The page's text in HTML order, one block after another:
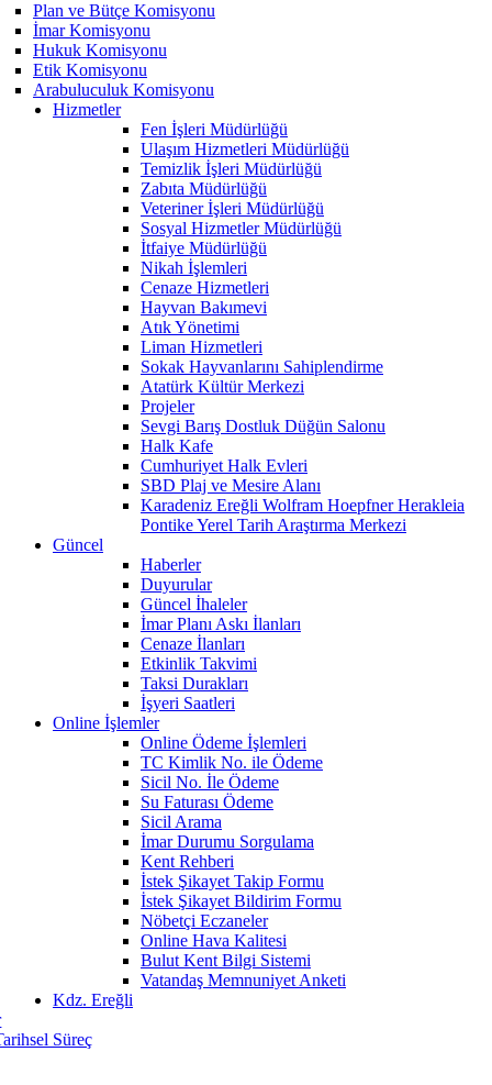
Plan ve Bütçe Komisyonu
İmar Komisyonu
Hukuk Komisyonu
Etik Komisyonu
Arabuluculuk Komisyonu
Hizmetler
Fen İşleri Müdürlüğü
Ulaşım Hizmetleri Müdürlüğü
Temizlik İşleri Müdürlüğü
Zabıta Müdürlüğü
Veteriner İşleri Müdürlüğü
Sosyal Hizmetler Müdürlüğü
İtfaiye Müdürlüğü
Nikah İşlemleri
Cenaze Hizmetleri
Hayvan Bakımevi
Atık Yönetimi
Liman Hizmetleri
Sokak Hayvanlarını Sahiplendirme
Atatürk Kültür Merkezi
Projeler
Sevgi Barış Dostluk Düğün Salonu
Halk Kafe
Cumhuriyet Halk Evleri
SBD Plaj ve Mesire Alanı
Karadeniz Ereğli Wolfram Hoepfner Herakleia
Pontike Yerel Tarih Araştırma Merkezi
Güncel
Haberler
Duyurular
Güncel İhaleler
İmar Planı Askı İlanları
Cenaze İlanları
Etkinlik Takvimi
Taksi Durakları
İşyeri Saatleri
Online İşlemler
Online Ödeme İşlemleri
TC Kimlik No. ile Ödeme
Sicil No. İle Ödeme
Su Faturası Ödeme
Sicil Arama
İmar Durumu Sorgulama
Kent Rehberi
İstek Şikayet Takip Formu
İstek Şikayet Bildirim Formu
Nöbetçi Eczaneler
Online Hava Kalitesi
Bulut Kent Bilgi Sistemi
Vatandaş Memnuniyet Anketi
Kdz. Ereğli
Süreç